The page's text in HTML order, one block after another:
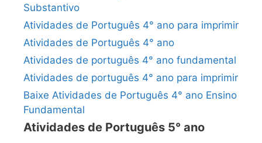
Substantivo
Atividades de Português 4° ano para imprimir
Atividades de Português 4° ano
Atividades de português 4° ano fundamental
Atividades de português 4° ano para imprimir
Baixe Atividades de Português 4° ano Ensino
Fundamental
Atividades de Português 5° ano